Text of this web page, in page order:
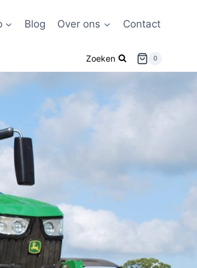
Blog Over ons Contact
Zoeken 0